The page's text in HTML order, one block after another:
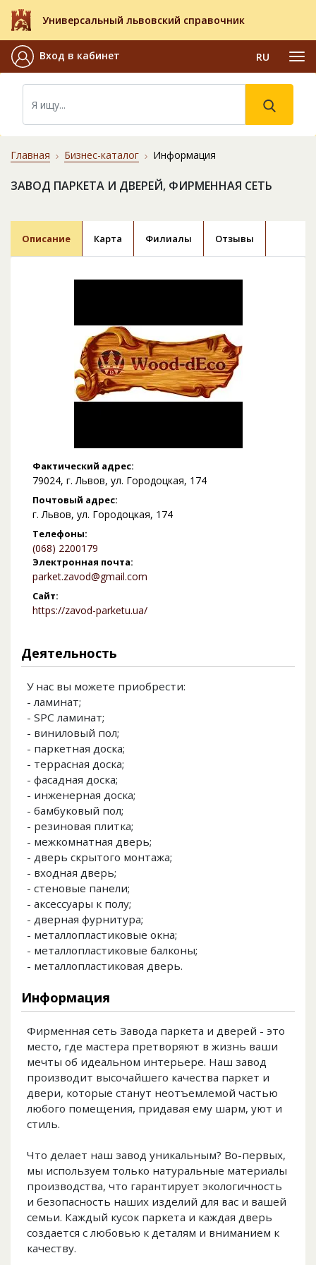
Универсальный львовский справочник
Вход в кабинет RU
Главная Бизнес-каталог Информация
ЗАВОД ПАРКЕТА И ДВЕРЕЙ, ФИРМЕННАЯ СЕТЬ
Описание Карта Филиалы Отзывы
Фактический адрес:
79024, г. Львов, ул. Городоцкая, 174
Почтовый адрес:
г. Львов, ул. Городоцкая, 174
Телефоны:
(068) 2200179
Электронная почта:
parket.zavod@gmail.com
Сайт:
https://zavod-parketu.ua/
Деятельность
У нас вы можете приобрести:
- ламинат;
- SPC ламинат;
- виниловый пол;
- паркетная доска;
- террасная доска;
- фасадная доска;
- инженерная доска;
- бамбуковый пол;
- резиновая плитка;
- межкомнатная дверь;
- дверь скрытого монтажа;
- входная дверь;
- стеновые панели;
- аксессуары к полу;
- дверная фурнитура;
- металлопластиковые окна;
- металлопластиковые балконы;
- металлопластиковая дверь.
Информация
Фирменная сеть Завода паркета и дверей - это
место, где мастера претворяют в жизнь ваши
мечты об идеальном интерьере. Наш завод
производит высочайшего качества паркет и
двери, которые станут неотъемлемой частью
любого помещения, придавая ему шарм, уют и
стиль.
Что делает наш завод уникальным? Во-первых,
мы используем только натуральные материалы
производства, что гарантирует экологичность
и безопасность наших изделий для вас и вашей
семьи. Каждый кусок паркета и каждая дверь
создается с любовью к деталям и вниманием к
качеству.